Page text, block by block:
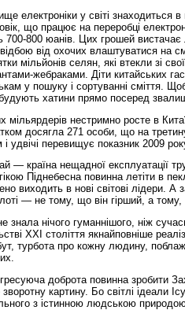
електроніки у світі знаходиться в
що працює на переробці
700-800 юанів. Цих грошей
від охочих влаштуватися на
мільйонів селян, які втекли зі
жебраками. Діти китайських
у пошуку і сортуванні сміття.
хатини прямо посеред
мільярдерів нестримно росте в
досягла 271 особи, що на
удвічі перевищує показник 2009
— країна нещадної експлуатації
Піднебесна повинна летіти в
виходить в нові світові лідери. А
— не тому, що він гірший, а
знала нічого гуманнішого, ніж
XXI століття якнайповніше
турбота про кожну людину,
доброта повинна зробити
картину. Бо світлі ідеали
з істинною людською